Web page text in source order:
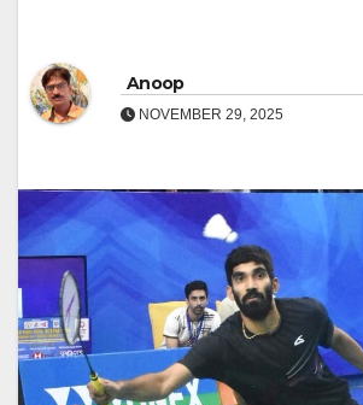
Anoop
NOVEMBER 29, 2025